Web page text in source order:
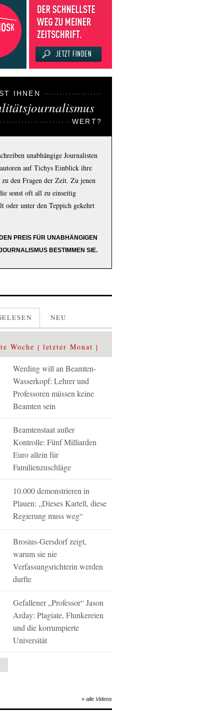
IHNEN
WERT?
unabhängige Journalisten
auf Tichys Einblick ihre
den Fragen der Zeit. Zu jenen
sonst oft all zu einseitig
oder unter den Teppich gekehrt
DEN PREIS FÜR UNABHÄNGIGEN
BESTIMMEN SIE.
NEU
Woche letzter Monat
Werding will an Beamten-
Wasserkopf: Lehrer und
Professoren müssen keine
Beamten sein
Beamtenstaat außer
Kontrolle: Fünf Milliarden
Euro allein für
Familienzuschläge
10.000 demonstrieren in
Plauen: „Dieses Kartell, diese
Regierung muss weg“
Brosius-Gersdorf zeigt,
warum sie nie
Verfassungsrichterin werden
durfte
Gefallener „Professor“ Jason
Arday: Plagiate, Flunkereien
und die korrumpierte
Universität
» alle Videos